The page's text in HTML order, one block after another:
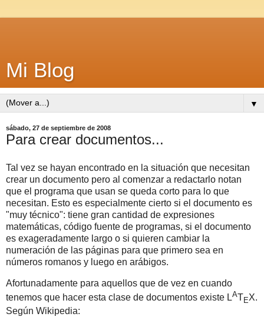
Mi Blog
▼
sábado, 27 de septiembre de 2008
Para crear documentos...
Tal vez se hayan encontrado en la situación que necesitan
crear un documento pero al comenzar a redactarlo notan
que el programa que usan se queda corto para lo que
necesitan. Esto es especialmente cierto si el documento es
"muy técnico": tiene gran cantidad de expresiones
matemáticas, código fuente de programas, si el documento
es exageradamente largo o si quieren cambiar la
numeración de las páginas para que primero sea en
números romanos y luego en arábigos.
Afortunadamente para aquellos que de vez en cuando
tenemos que hacer esta clase de documentos existe LATEX.
Según Wikipedia: